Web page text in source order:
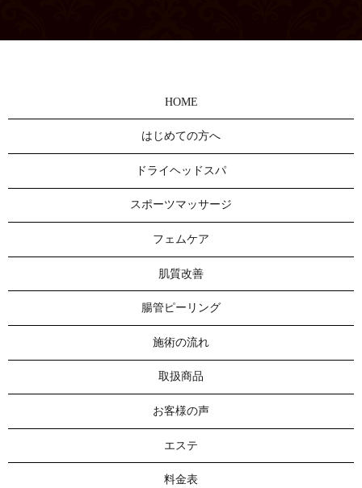
HOME
はじめての方へ
ドライヘッドスパ
スポーツマッサージ
フェムケア
肌質改善
腸管ピーリング
施術の流れ
取扱商品
お客様の声
エステ
料金表